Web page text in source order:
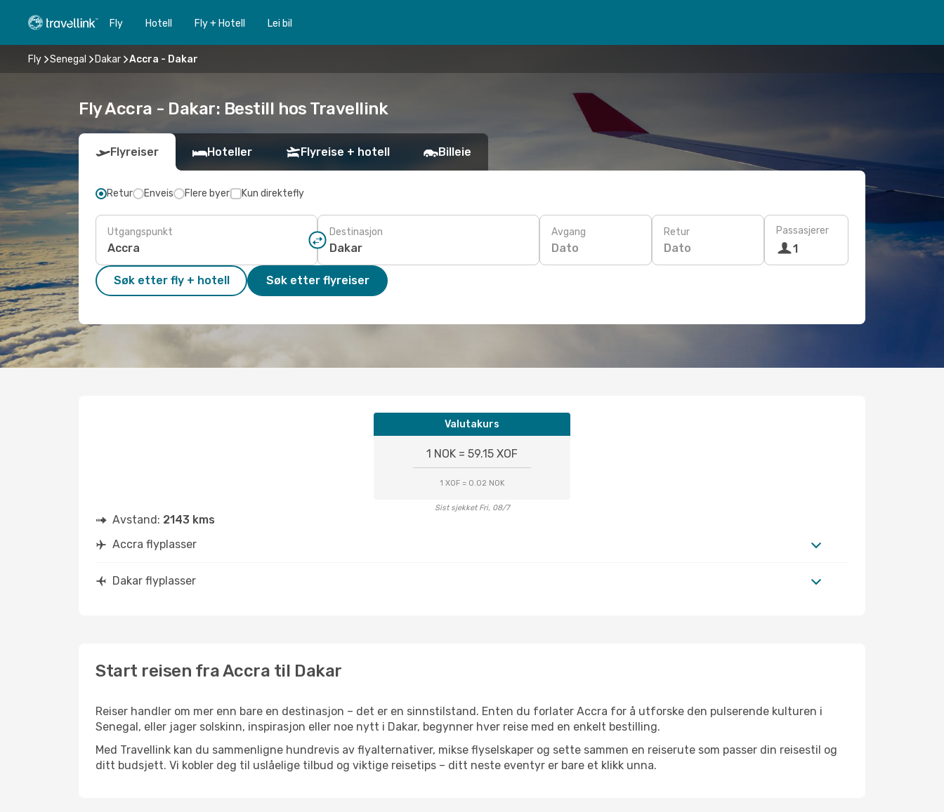
Fly Hotell Fly + Hotell Lei bil
Fly Senegal Dakar Accra - Dakar
Fly Accra - Dakar: Bestill hos Travellink
Flyreiser Hoteller Flyreise + hotell Billeie
Retur Enveis Flere byer Kun direktefly
Utgangspunkt Destinasjon Avgang
Dato
Retur
Dato
Passasjerer
1
Søk etter fly + hotell Søk etter flyreiser
Valutakurs
1 NOK = 59.15 XOF
1 XOF = 0.02 NOK
Sist sjekket Fri, 08/7
Avstand: 2143 kms
Accra flyplasser
Dakar flyplasser
Start reisen fra Accra til Dakar
Reiser handler om mer enn bare en destinasjon – det er en sinnstilstand. Enten du forlater Accra for å utforske den pulserende kulturen i
Senegal, eller jager solskinn, inspirasjon eller noe nytt i Dakar, begynner hver reise med en enkelt bestilling.
Med Travellink kan du sammenligne hundrevis av flyalternativer, mikse flyselskaper og sette sammen en reiserute som passer din reisestil og
ditt budsjett. Vi kobler deg til uslåelige tilbud og viktige reisetips – ditt neste eventyr er bare et klikk unna.